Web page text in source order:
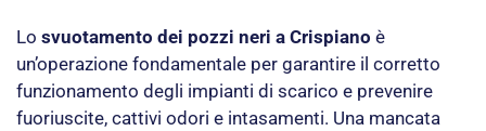
Lo svuotamento dei pozzi neri a Crispiano è
un’operazione fondamentale per garantire il corretto
funzionamento degli impianti di scarico e prevenire
fuoriuscite, cattivi odori e intasamenti. Una mancata